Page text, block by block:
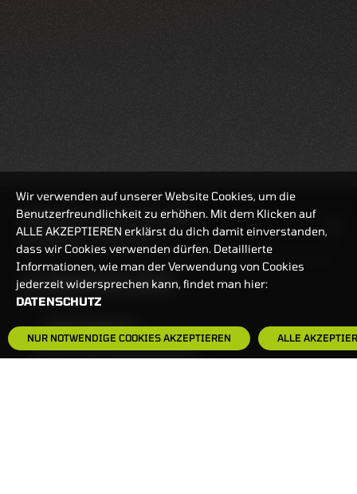
BANKEINSTELLUNGEN
HÄUFIG GESUCHT:
HANDELSZEIT
MO-FR: 7:30-23 UHR
ZERTIFIKATE
8:00-22 UHR
Wir verwenden auf unserer Website Cookies, um die
Benutzerfreundlichkeit zu erhöhen. Mit dem Klicken auf
ALLE AKZEPTIEREN erklärst du dich damit einverstanden,
dass wir Cookies verwenden dürfen. Detaillierte
Informationen, wie man der Verwendung von Cookies
jederzeit widersprechen kann, findet man hier:
DATENSCHUTZ
NUR NOTWENDIGE COOKIES AKZEPTIEREN ALLE